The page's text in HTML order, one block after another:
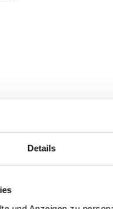
Details